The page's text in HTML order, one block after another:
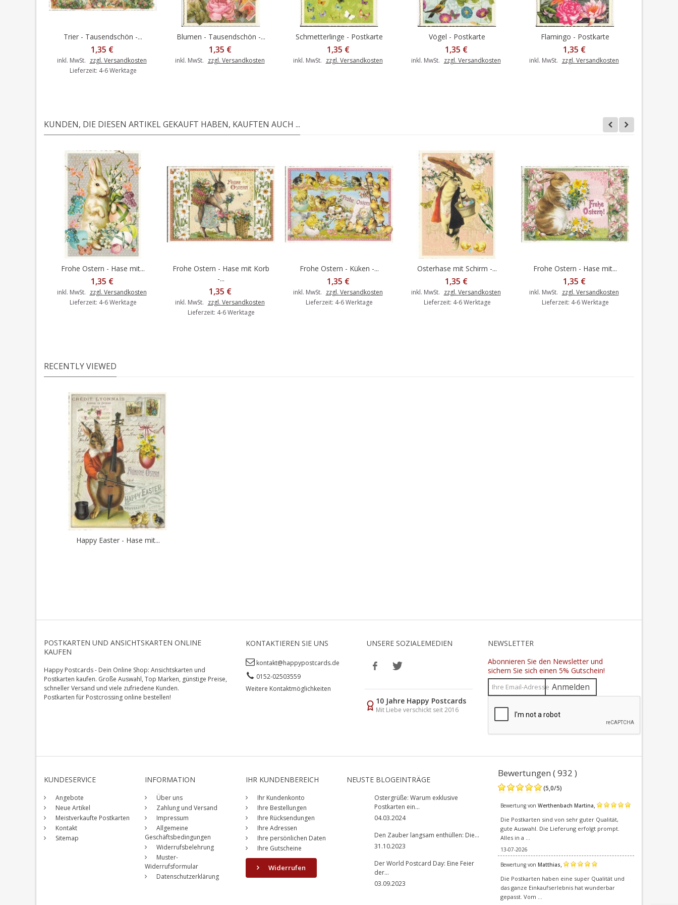
In den Warenkorb
Trier - Tausendschön -...
1,35 €
inkl. MwSt. zzgl. Versandkosten
Lieferzeit: 4-6 Werktage
Blumen - Tausendschön -...
1,35 €
inkl. MwSt. zzgl. Versandkosten
Schmetterlinge - Postkarte
1,35 €
inkl. MwSt. zzgl. Versandkosten
Vögel - Postkarte
1,35 €
inkl. MwSt. zzgl. Versandkosten
Flamingo - Postkarte
1,35 €
inkl. MwSt. zzgl. Versandkosten
KUNDEN, DIE DIESEN ARTIKEL GEKAUFT HABEN, KAUFTEN AUCH ...
In den Warenkorb
Frohe Ostern - Hase mit...
1,35 €
inkl. MwSt. zzgl. Versandkosten
Lieferzeit: 4-6 Werktage
In den Warenkorb
Frohe Ostern - Hase mit Korb
-...
1,35 €
inkl. MwSt. zzgl. Versandkosten
Lieferzeit: 4-6 Werktage
In den Warenkorb
Frohe Ostern - Küken -...
1,35 €
inkl. MwSt. zzgl. Versandkosten
Lieferzeit: 4-6 Werktage
In den Warenkorb
Osterhase mit Schirm -...
1,35 €
inkl. MwSt. zzgl. Versandkosten
Lieferzeit: 4-6 Werktage
In den Warenkorb
Frohe Ostern - Hase mit...
1,35 €
inkl. MwSt. zzgl. Versandkosten
Lieferzeit: 4-6 Werktage
RECENTLY VIEWED
Happy Easter - Hase mit...
POSTKARTEN UND ANSICHTSKARTEN ONLINE
KAUFEN
Happy Postcards - Dein Online Shop: Ansichtskarten und
Postkarten kaufen. Große Auswahl, Top Marken, günstige Preise,
schneller Versand und viele zufriedene Kunden.
Postkarten für Postcrossing online bestellen!
KONTAKTIEREN SIE UNS
kontakt@happypostcards.de
0152-02503559
Weitere Kontaktmöglichkeiten
UNSERE SOZIALEMEDIEN
10 Jahre Happy Postcards
Mit Liebe verschickt seit 2016
NEWSLETTER
Abonnieren Sie den Newsletter und
sichern Sie sich einen 5% Gutschein!
Anmelden
KUNDESERVICE
Angebote
Neue Artikel
Meistverkaufte Postkarten
Kontakt
Sitemap
INFORMATION
Über uns
Zahlung und Versand
Impressum
Allgemeine
Geschäftsbedingungen
Widerrufsbelehrung
Muster-
Widerrufsformular
Datenschutzerklärung
IHR KUNDENBEREICH
Ihr Kundenkonto
Ihre Bestellungen
Ihre Rücksendungen
Ihre Adressen
Ihre persönlichen Daten
Ihre Gutscheine
Widerrufen
NEUSTE BLOGEINTRÄGE
Ostergrüße: Warum exklusive
Postkarten ein...
04.03.2024
Den Zauber langsam enthüllen: Die...
31.10.2023
Der World Postcard Day: Eine Feier
der...
03.09.2023
Bewertungen ( 932 )
(5,0/5)
Bewertung von Werthenbach Martina,
Die Postkarten sind von sehr guter Qualität,
gute Auswahl. Die Lieferung erfolgt prompt.
Alles in a ...
13-07-2026
Bewertung von Matthias,
Die Postkarten haben eine super Qualität und
das ganze Einkaufserlebnis hat wunderbar
gepasst. Vom ...